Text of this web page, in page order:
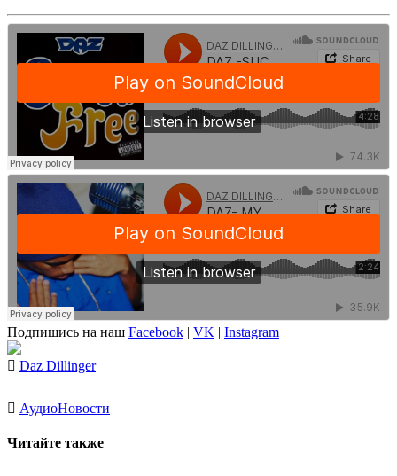
Подпишись на наш Facebook | VK | Instagram
Daz Dillinger
АудиоНовости
Читайте также